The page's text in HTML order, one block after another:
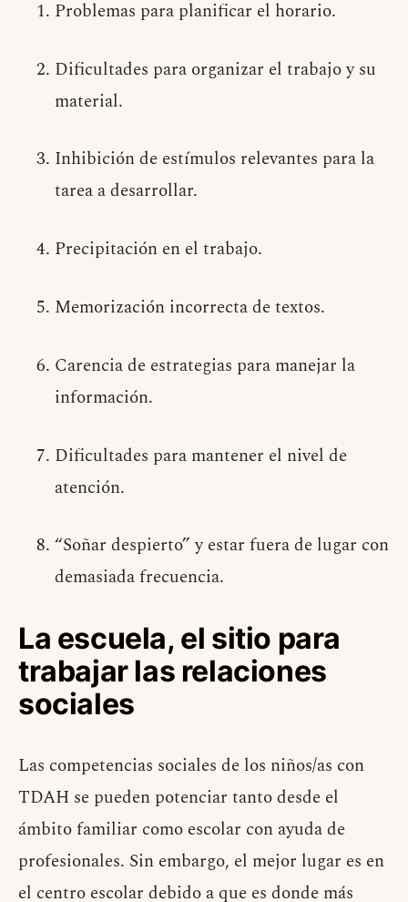
Problemas para planificar el horario.
Dificultades para organizar el trabajo y su
material.
Inhibición de estímulos relevantes para la
tarea a desarrollar.
Precipitación en el trabajo.
Memorización incorrecta de textos.
Carencia de estrategias para manejar la
información.
Dificultades para mantener el nivel de
atención.
“Soñar despierto” y estar fuera de lugar con
demasiada frecuencia.
La escuela, el sitio para
trabajar las relaciones
sociales
Las competencias sociales de los niños/as con
TDAH se pueden potenciar tanto desde el
ámbito familiar como escolar con ayuda de
profesionales. Sin embargo, el mejor lugar es en
el centro escolar debido a que es donde más